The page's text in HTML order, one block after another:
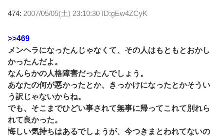
474: 2007/05/05(土) 23:10:30 ID:gEw4ZCyK
>>469
メンヘラになったんじゃなくて、その人はもともとおかし
かったんだよ。
なんらかの人格障害だったんでしょう。
あなたの何が悪かったとか、きっかけになったとかそうい
う訳じゃないからね。
でも、そこまでひどい事されて無事に帰ってこれて別れら
れて良かった。
悔しい気持ちはあるでしょうが、今つきまとわれてないの